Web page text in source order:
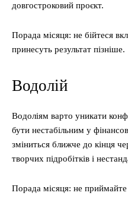
довгостроковий проєкт.
Порада місяця: не бійтеся
принесуть результат пізніше.
Водолій
Водоліям варто уникати
бути нестабільним у
зміниться ближче до кінця
творчих підробітків і
Порада місяця: не